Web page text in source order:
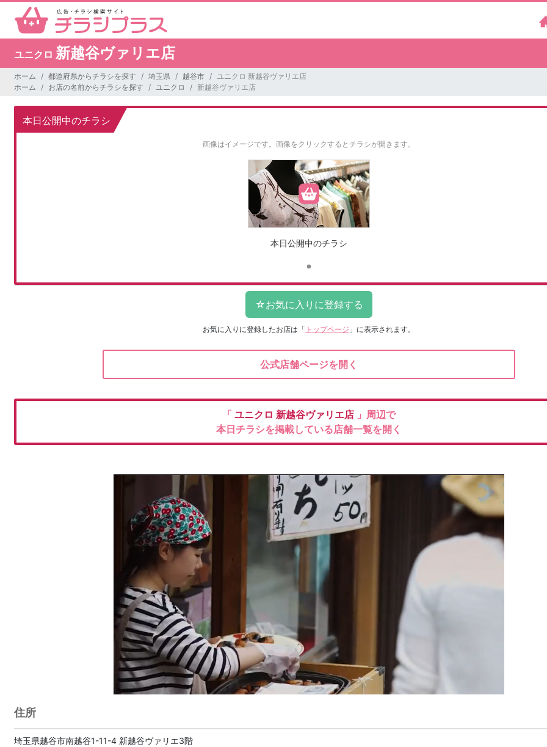
ユニクロ 新越谷ヴァリエ店
ホーム 都道府県からチラシを探す 埼玉県 越谷市
ユニクロ 新越谷ヴァリエ店
ホーム
お店の名前からチラシを探す ユニクロ 新越谷ヴァリエ店
本日公開中のチラシ
画像はイメージです。 画像をクリックするとチラシが開きます。
本日公開中のチラシ
お気に入りに登録したお店は 「 トップページ 」に表示されます。
公式店舗ページを開く
「 ユニクロ 新越谷ヴァリエ店 」周辺で
本日チラシを掲載している店舗一覧を開く
住所
埼玉県越谷市南越谷1-11-4 新越谷ヴァリエ3階